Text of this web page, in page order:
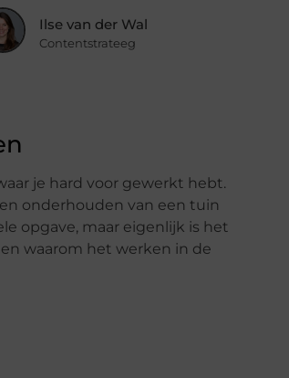
Ilse van der Wal
Contentstrateeg
je hard voor gewerkt hebt.
onderhouden van een tuin
opgave, maar eigenlijk is het
waarom het werken in de